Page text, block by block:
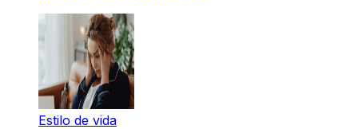
Estilo de vida